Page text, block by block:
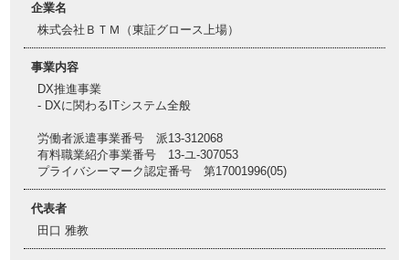
企業名
株式会社ＢＴＭ（東証グロース上場）
事業内容
DX推進事業
- DXに関わるITシステム全般
労働者派遣事業番号 派13-312068
有料職業紹介事業番号 13-ユ-307053
プライバシーマーク認定番号 第17001996(05)
代表者
田口 雅教